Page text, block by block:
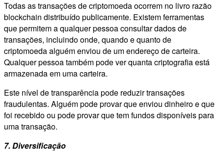
Todas as transações de criptomoeda ocorrem no livro razão
blockchain distribuído publicamente. Existem ferramentas
que permitem a qualquer pessoa consultar dados de
transações, incluindo onde, quando e quanto de
criptomoeda alguém enviou de um endereço de carteira.
Qualquer pessoa também pode ver quanta criptografia está
armazenada em uma carteira.
Este nível de transparência pode reduzir transações
fraudulentas. Alguém pode provar que enviou dinheiro e que
foi recebido ou pode provar que tem fundos disponíveis para
uma transação.
7. Diversificação